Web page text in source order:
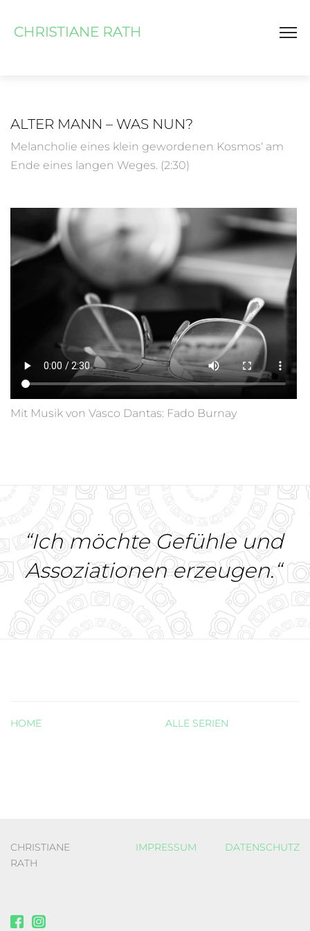
ALTER MANN – WAS NUN?
Melancholie eines klein gewordenen Kosmos‘ am
Ende eines langen Weges. (2:30)
Mit Musik von Vasco Dantas: Fado Burnay
“Ich möchte Gefühle und
Assoziationen erzeugen.“
HOME ALLE SERIEN
CHRISTIANE
RATH
IMPRESSUM DATENSCHUTZ